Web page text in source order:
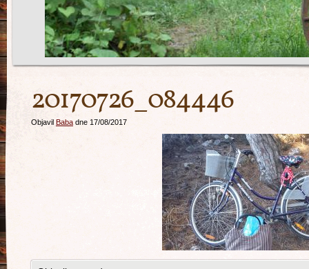
20170726_084446
Objavil Baba dne 17/08/2017